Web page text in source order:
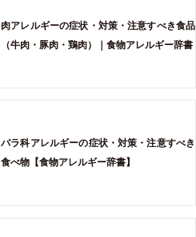
肉アレルギーの症状・対策・注意すべき食品
（牛肉・豚肉・鶏肉）｜食物アレルギー辞書
バラ科アレルギーの症状・対策・注意すべき
食べ物【食物アレルギー辞書】